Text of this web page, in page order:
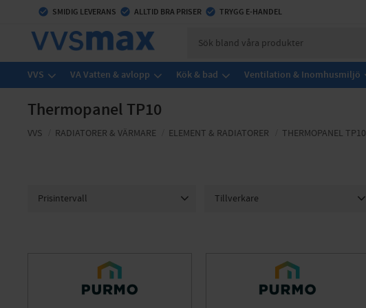
check_circle SMIDIG LEVERANS check_circle ALLTID BRA PRISER check_circle TRYGG E-HANDEL
VVS VA Vatten & avlopp Kök & bad Ventilation & Inomhusmiljö
Thermopanel TP10
VVS RADIATORER & VÄRMARE ELEMENT & RADIATORER THERMOPANEL TP10
Prisintervall Tillverkare